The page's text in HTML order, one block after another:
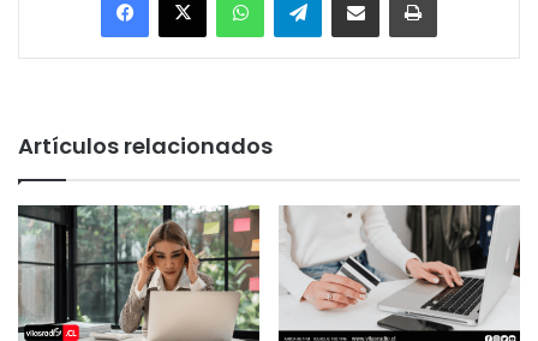
Artículos relacionados